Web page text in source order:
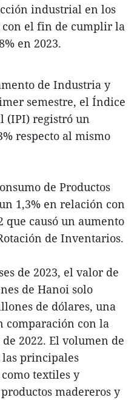
industrial en los
con el fin de cumplir la
en 2023.
de Industria y
semestre, el Índice
(IPI) registró un
respecto al mismo
de Productos
1,3% en relación con
que causó un aumento
de Inventarios.
de 2023, el valor de
de Hanoi solo
de dólares, una
comparación con la
2022. El volumen de
principales
textiles y
madereros y